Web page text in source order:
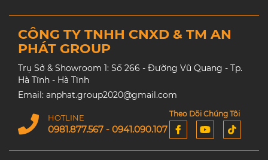
CÔNG TY TNHH CNXD & TM AN
PHÁT GROUP
Trụ Sở & Showroom 1: Số 266 - Đường Vũ Quang - Tp.
Hà Tĩnh - Hà Tĩnh
Email: anphat.group2020@gmail.com
HOTLINE
0981.877.567 - 0941.090.107
Theo Dõi Chúng Tôi